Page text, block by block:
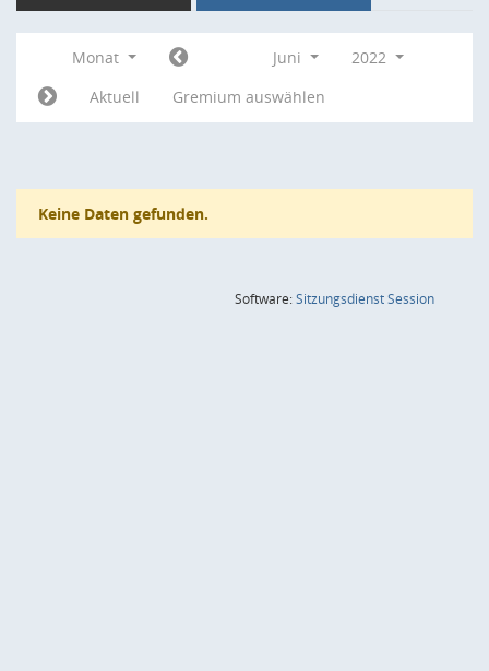
Monat Juni
2022
Aktuell
Gremium auswählen
Keine Daten gefunden.
Software:SitzungsdienstSession(Wird in